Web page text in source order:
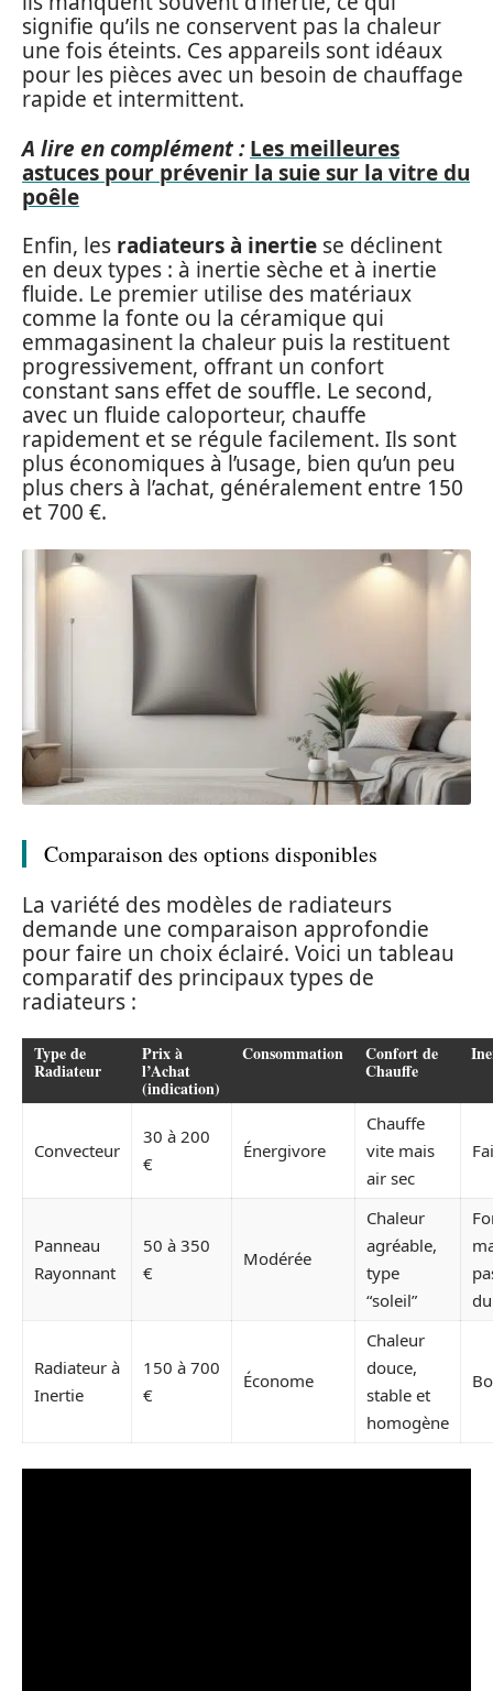
signifie qu’ils ne conservent pas la chaleur
une fois éteints. Ces appareils sont idéaux
pour les pièces avec un besoin de chauffage
rapide et intermittent.
A lire en complément : Les meilleures
astuces pour prévenir la suie sur la vitre du
poêle
Enfin, les radiateurs à inertie se déclinent
en deux types : à inertie sèche et à inertie
fluide. Le premier utilise des matériaux
comme la fonte ou la céramique qui
emmagasinent la chaleur puis la restituent
progressivement, offrant un confort
constant sans effet de souffle. Le second,
avec un fluide caloporteur, chauffe
rapidement et se régule facilement. Ils sont
plus économiques à l’usage, bien qu’un peu
plus chers à l’achat, généralement entre 150
et 700 €.
Comparaison des options disponibles
La variété des modèles de radiateurs
demande une comparaison approfondie
pour faire un choix éclairé. Voici un tableau
comparatif des principaux types de
radiateurs :
Type de
Radiateur
Prix à
l’Achat
(indication)
Consommation Confort de
Chauffe
Convecteur
30 à 200
€
Énergivore
Chauffe
vite mais
air sec
Panneau
Rayonnant
50 à 350
€
Modérée
Chaleur
agréable,
type
“soleil”
Radiateur à
Inertie
150 à 700
€
Économe
Chaleur
douce,
stable et
homogène